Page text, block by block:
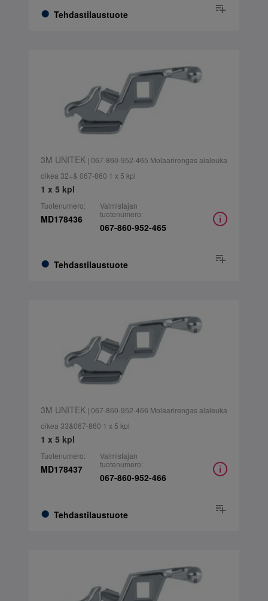
Tehdastilaustuote
3M UNITEK| 067-860-952-465 Molaarirengas alaleuka
oikea 32+& 067-860 1 x 5 kpl
1 x 5 kpl
Tuotenumero:
MD178436
Tehdastilaustuote
Valmistajan
tuotenumero:
067-860-952-465
3M UNITEK| 067-860-952-466 Molaarirengas alaleuka
oikea 33&067-860 1 x 5 kpl
1 x 5 kpl
Tuotenumero:
MD178437
Tehdastilaustuote
Valmistajan
tuotenumero:
067-860-952-466